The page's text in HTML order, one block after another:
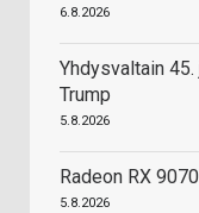
6.8.2026
Yhdysvaltain
Trump
5.8.2026
Radeon RX
5.8.2026